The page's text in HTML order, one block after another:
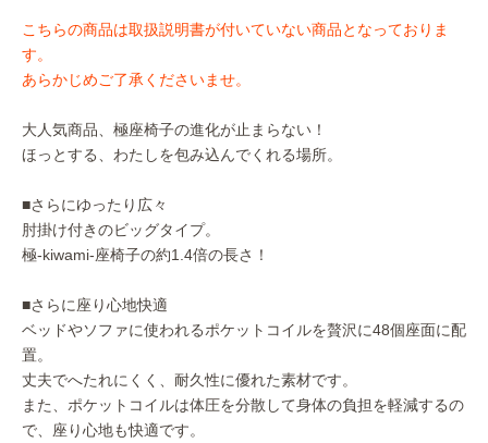
こちらの商品は取扱説明書が付いていない商品となっておりま
す。
あらかじめご了承くださいませ。
大人気商品、極座椅子の進化が止まらない！
ほっとする、わたしを包み込んでくれる場所。
■さらにゆったり広々
肘掛け付きのビッグタイプ。
極-kiwami-座椅子の約1.4倍の長さ！
■さらに座り心地快適
ベッドやソファに使われるポケットコイルを贅沢に48個座面に配
置。
丈夫でへたれにくく、耐久性に優れた素材です。
また、ポケットコイルは体圧を分散して身体の負担を軽減するの
で、座り心地も快適です。